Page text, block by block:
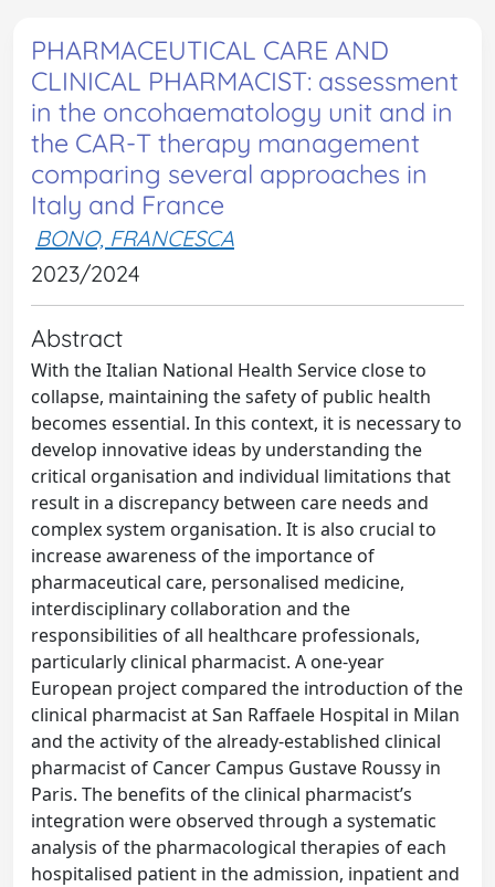
PHARMACEUTICAL CARE AND
CLINICAL PHARMACIST: assessment
in the oncohaematology unit and in
the CAR-T therapy management
comparing several approaches in
Italy and France
BONO, FRANCESCA
2023/2024
Abstract
With the Italian National Health Service close to
collapse, maintaining the safety of public health
becomes essential. In this context, it is necessary to
develop innovative ideas by understanding the
critical organisation and individual limitations that
result in a discrepancy between care needs and
complex system organisation. It is also crucial to
increase awareness of the importance of
pharmaceutical care, personalised medicine,
interdisciplinary collaboration and the
responsibilities of all healthcare professionals,
particularly clinical pharmacist. A one-year
European project compared the introduction of the
clinical pharmacist at San Raffaele Hospital in Milan
and the activity of the already-established clinical
pharmacist of Cancer Campus Gustave Roussy in
Paris. The benefits of the clinical pharmacist’s
integration were observed through a systematic
analysis of the pharmacological therapies of each
hospitalised patient in the admission, inpatient and